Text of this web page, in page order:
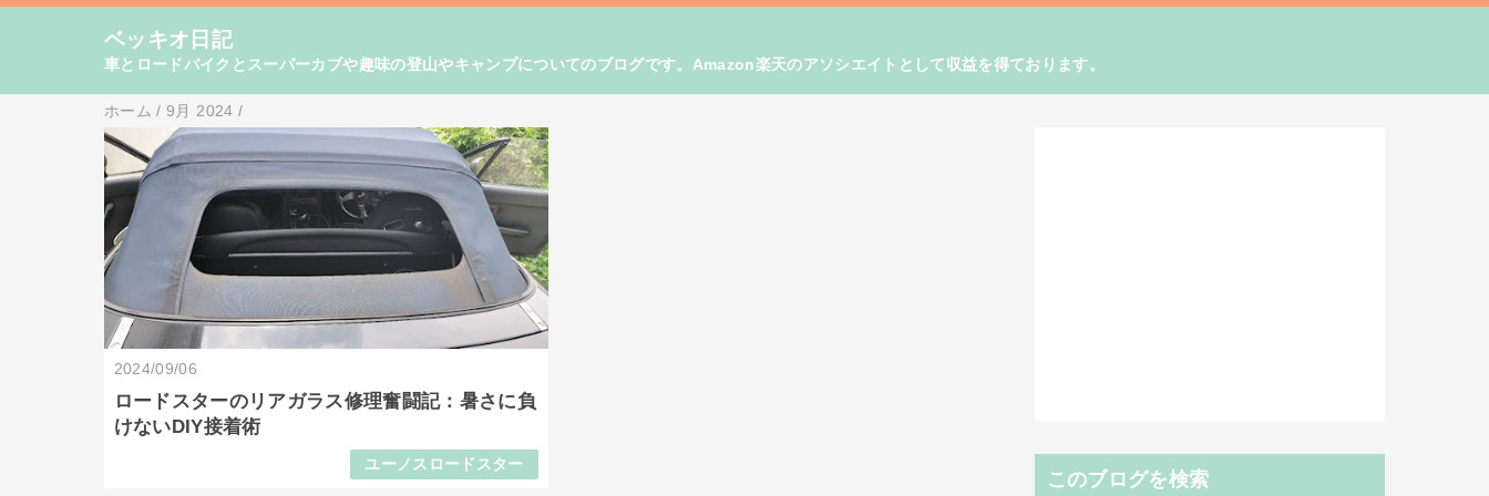
ベッキオ日記
車とロードバイクとスーパーカブや趣味の登山やキャンプについてのブログです。Amazon楽天のアソシエイトとして収益を得ております。
ホーム /9月 2024 /
2024/09/06
ロードスターのリアガラス修理奮闘記：暑さに負
けないDIY接着術
ユーノスロードスター
このブログを検索